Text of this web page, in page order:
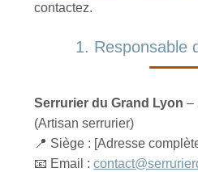
contactez.
1. Responsable
Serrurier du Grand Lyon –
(Artisan serrurier)
📍 Siège : [Adresse
📧 Email :